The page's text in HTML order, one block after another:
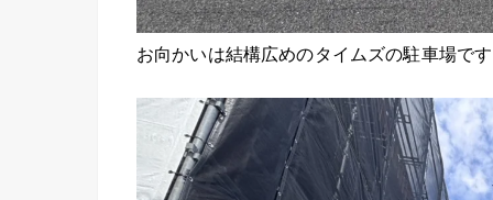
お向かいは結構広めのタイムズの駐車場で